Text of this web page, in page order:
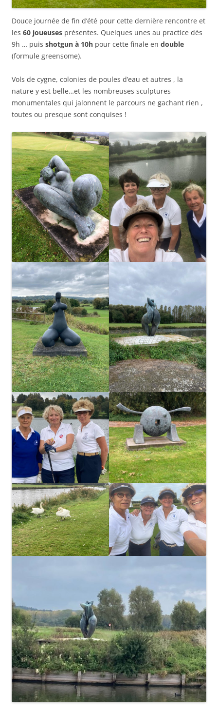
Douce journée de fin d’été pour cette dernière rencontre et
les 60 joueuses présentes. Quelques unes au practice dès
9h … puis shotgun à 10h pour cette finale en double
(formule greensome).
Vols de cygne, colonies de poules d’eau et autres , la
nature y est belle…et les nombreuses sculptures
monumentales qui jalonnent le parcours ne gachant rien ,
toutes ou presque sont conquises !